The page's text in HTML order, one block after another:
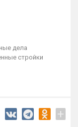
дела
стройки
+